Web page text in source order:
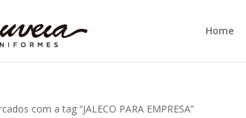
Home
com a tag “JALECO PARA EMPRESA”